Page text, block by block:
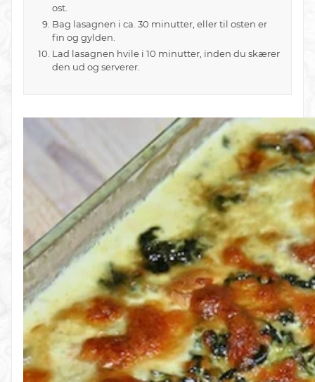
ost.
Bag lasagnen i ca. 30 minutter, eller til osten er
fin og gylden.
Lad lasagnen hvile i 10 minutter, inden du skærer
den ud og serverer.